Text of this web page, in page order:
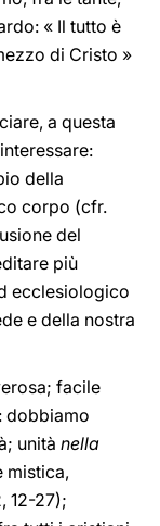
« Il tutto è
di Cristo »
a questa
della
corpo (cfr.
del
più
ecclesiologico
e della nostra
facile
dobbiamo
unità nella
mistica,
12-27);